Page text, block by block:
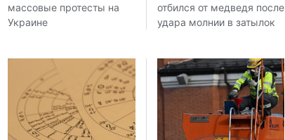
массовые протесты на
Украине
отбился от медведя после
удара молнии в затылок